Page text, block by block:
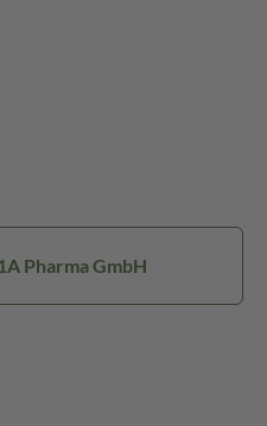
Pharma GmbH